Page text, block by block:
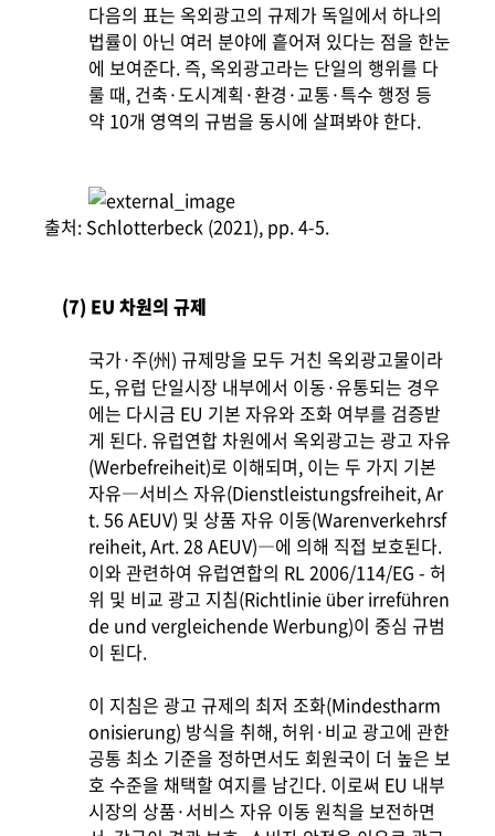
다음의 표는 옥외광고의 규제가 독일에서 하나의
법률이 아닌 여러 분야에 흩어져 있다는 점을 한눈
에 보여준다. 즉, 옥외광고라는 단일의 행위를 다
룰 때, 건축·도시계획·환경·교통·특수 행정 등
약 10개 영역의 규범을 동시에 살펴봐야 한다.
출처: Schlotterbeck (2021), pp. 4-5.
(7) EU 차원의 규제
국가·주(州) 규제망을 모두 거친 옥외광고물이라
도, 유럽 단일시장 내부에서 이동·유통되는 경우
에는 다시금 EU 기본 자유와 조화 여부를 검증받
게 된다. 유럽연합 차원에서 옥외광고는 광고 자유
(Werbefreiheit)로 이해되며, 이는 두 가지 기본
자유―서비스 자유(Dienstleistungsfreiheit, Ar
t. 56 AEUV) 및 상품 자유 이동(Warenverkehrsf
reiheit, Art. 28 AEUV)―에 의해 직접 보호된다.
이와 관련하여 유럽연합의 RL 2006/114/EG - 허
위 및 비교 광고 지침(Richtlinie über irreführen
de und vergleichende Werbung)이 중심 규범
이 된다.
이 지침은 광고 규제의 최저 조화(Mindestharm
onisierung) 방식을 취해, 허위·비교 광고에 관한
공통 최소 기준을 정하면서도 회원국이 더 높은 보
호 수준을 채택할 여지를 남긴다. 이로써 EU 내부
시장의 상품·서비스 자유 이동 원칙을 보전하면